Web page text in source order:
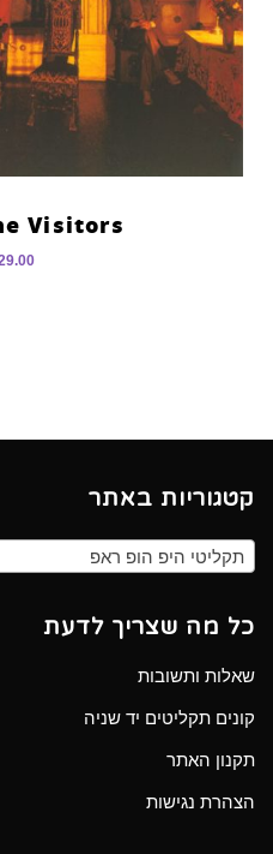
Visitors
קטגוריות באתר
תקליטי היפ הופ ראפ
כל מה שצריך לדעת
שאלות ותשובות
קונים תקליטים יד שניה
תקנון האתר
הצהרת נגישות